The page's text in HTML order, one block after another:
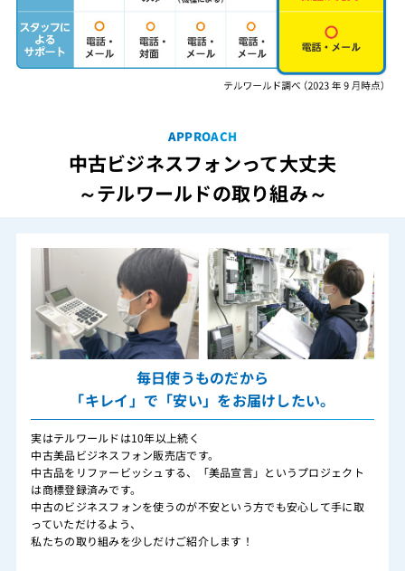
APPROACH
中古ビジネスフォンって大丈夫
～テルワールドの取り組み～
毎日使うものだから
「キレイ」で「安い」をお届けしたい。
実はテルワールドは10年以上続く
中古美品ビジネスフォン販売店です。
中古品をリファービッシュする、「美品宣言」というプロジェクト
は商標登録済みです。
中古のビジネスフォンを使うのが不安という方でも安心して手に取
っていただけるよう、
私たちの取り組みを少しだけご紹介します！